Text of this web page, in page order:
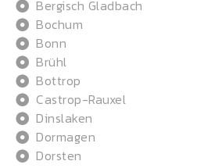
Bergisch Gladbach
Bochum
Bonn
Brühl
Bottrop
Castrop-Rauxel
Dinslaken
Dormagen
Dorsten